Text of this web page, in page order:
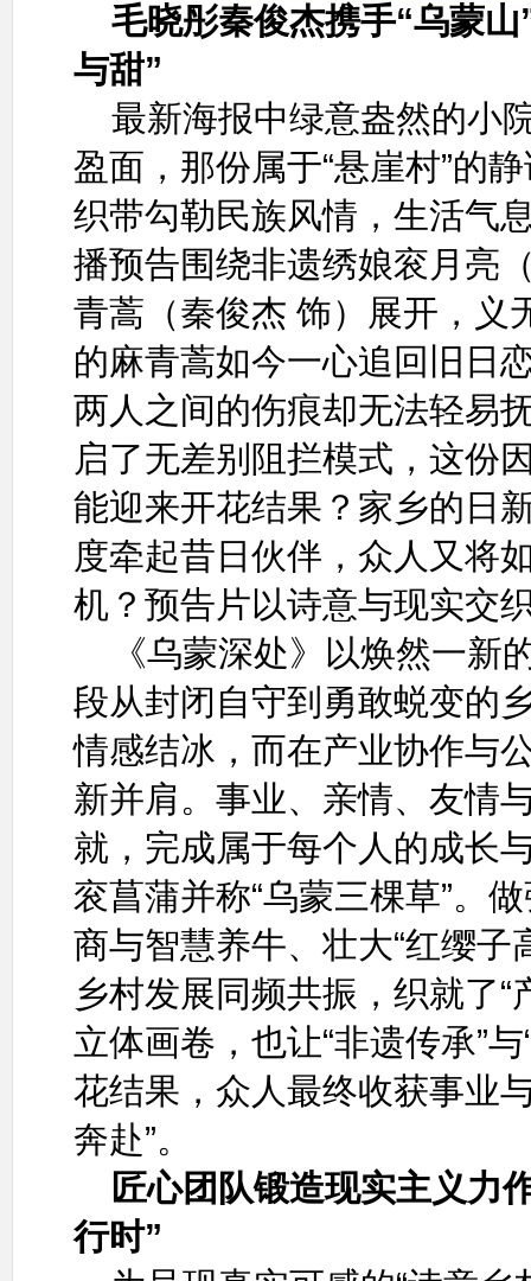
毛晓彤秦俊杰携手“乌蒙
与甜”
最新海报中绿意盎然的小
盈面，那份属于“悬崖村”的
织带勾勒民族风情，生活气
播预告围绕非遗绣娘衮月亮
青蒿（秦俊杰 饰）展开，义
的麻青蒿如今一心追回旧日
两人之间的伤痕却无法轻易
启了无差别阻拦模式，这份
能迎来开花结果？家乡的日
度牵起昔日伙伴，众人又将
机？预告片以诗意与现实交
《乌蒙深处》以焕然一新
段从封闭自守到勇敢蜕变的
情感结冰，而在产业协作与
新并肩。事业、亲情、友情
就，完成属于每个人的成长
衮菖蒲并称“乌蒙三棵草”。
商与智慧养牛、壮大“红缨子
乡村发展同频共振，织就了
立体画卷，也让“非遗传承”
花结果，众人最终收获事业
奔赴”。
匠心团队锻造现实主义力
行时”